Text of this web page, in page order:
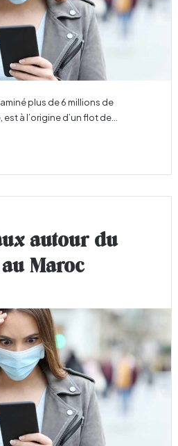
plus de 6 millions de
à l’origine d’un flot de…
autour du
Maroc